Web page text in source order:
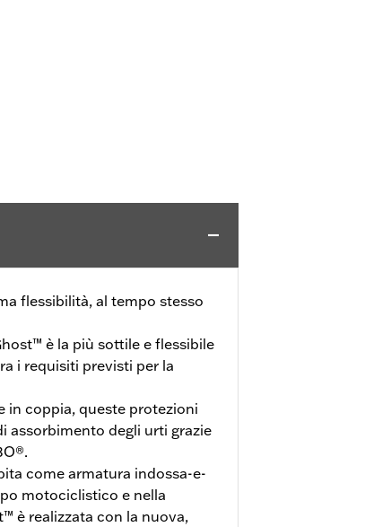
flessibilità, al tempo stesso
è la più sottile e flessibile
i requisiti previsti per la
in coppia, queste protezioni
assorbimento degli urti grazie
come armatura indossa-e-
motociclistico e nella
è realizzata con la nuova,